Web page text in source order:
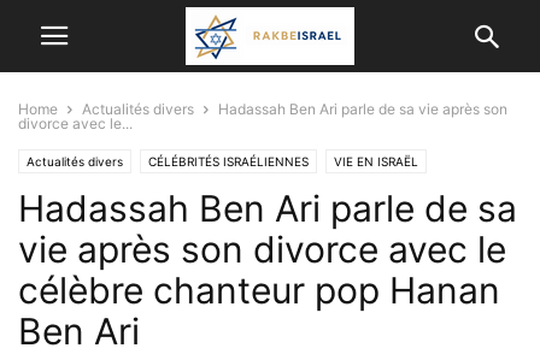
Home Actualités divers
Hadassah Ben Ari parle de sa vie après son
divorce avec le...
Actualités divers CÉLÉBRITÉS ISRAÉLIENNES VIE EN ISRAËL
Hadassah Ben Ari parle de sa
vie après son divorce avec le
célèbre chanteur pop Hanan
Ben Ari